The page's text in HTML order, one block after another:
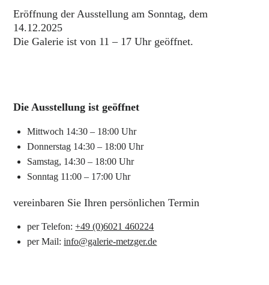
Eröffnung der Ausstellung am Sonntag, dem
14.12.2025
Die Galerie ist von 11 – 17 Uhr geöffnet.
Die Ausstellung ist geöffnet
Mittwoch 14:30 – 18:00 Uhr
Donnerstag 14:30 – 18:00 Uhr
Samstag, 14:30 – 18:00 Uhr
Sonntag 11:00 – 17:00 Uhr
vereinbaren Sie Ihren persönlichen Termin
per Telefon:+49 (0)6021 460224
per Mail:info@galerie-metzger.de